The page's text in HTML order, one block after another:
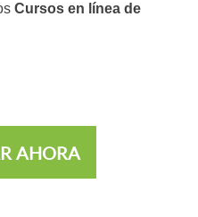
Cursos en línea de
AHORA